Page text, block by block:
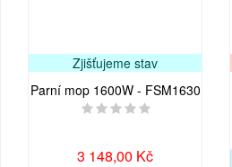
Zjišťujeme stav
Parní mop 1600W - FSM1630
3 148,00 Kč